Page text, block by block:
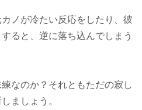
ノが冷たい反応をしたり、彼
ると、逆に落ち込んでしまう
なのか？それともただの寂し
ましょう。